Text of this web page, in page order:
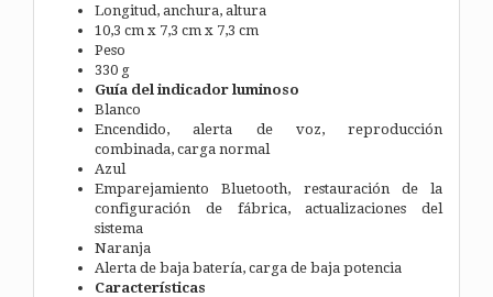
Longitud, anchura, altura
10,3 cm x 7,3 cm x 7,3 cm
Peso
330 g
Guía del indicador luminoso
Blanco
Encendido, alerta de voz, reproducción
combinada, carga normal
Azul
Emparejamiento Bluetooth, restauración de la
configuración de fábrica, actualizaciones del
sistema
Naranja
Alerta de baja batería, carga de baja potencia
Características